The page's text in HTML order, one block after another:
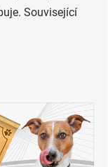
Související